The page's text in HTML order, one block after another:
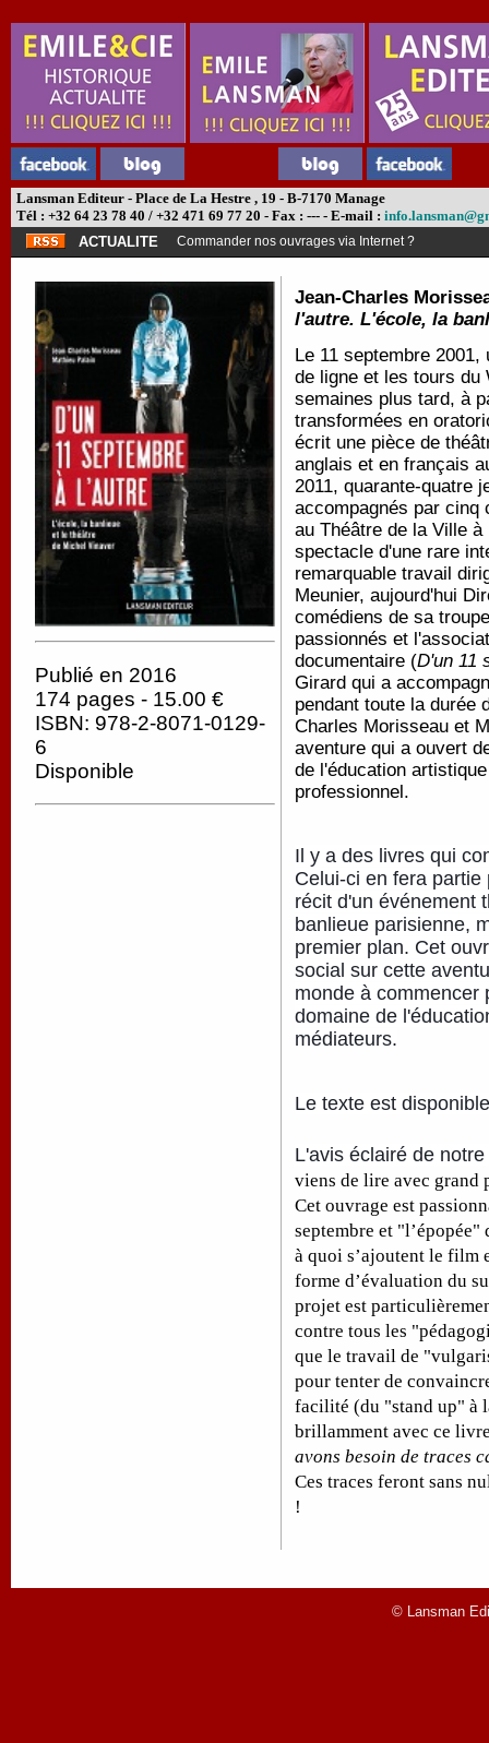
Lansman Editeur - Place de La Hestre , 19 - B-7170 Manage
Tél : +32 64 23 78 40 / +32 471 69 77 20 - Fax : --- - E-mail :
ACTUALITE
Commander nos ouvrages via Internet ?
Publié en 2016
174 pages - 15.00 €
ISBN: 978-2-8071-0129-
6
Disponible
Jean-Charles
l'autre. L'école, la
Le 11 septembre
de ligne et les tours du
semaines plus tard, à
transformées en
écrit une pièce de
anglais et en français
2011, quarante-quatre
accompagnés par cinq
au Théâtre de la Ville
spectacle d'une rare
remarquable travail
Meunier, aujourd'hui
comédiens de sa
passionnés et
documentaire (D'un 11
Girard qui a
pendant toute la durée
Charles Morisseau et
aventure qui a ouvert
de l'éducation
professionnel.
Il y a des livres qui
Celui-ci en fera
récit d'un événement
banlieue parisienne,
premier plan. Cet
social sur cette
monde à commencer
domaine de
médiateurs.
Le texte est
L'avis éclairé de
viens de lire avec
Cet ouvrage est
septembre et
à quoi s’ajoutent le film
forme d’évaluation du
projet est
contre tous les
que le travail de
pour tenter de
facilité (du "stand up" à
brillamment avec ce
avons besoin de traces
Ces traces feront sans
!
© Lansman